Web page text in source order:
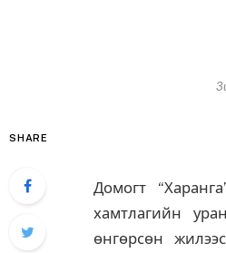
SHARE
Домогт
хамтлагийн
өнгөрсөн